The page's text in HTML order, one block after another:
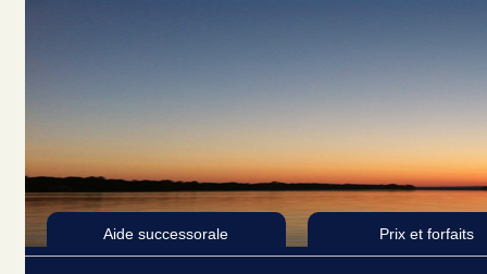
Aide successorale Prix et forfaits